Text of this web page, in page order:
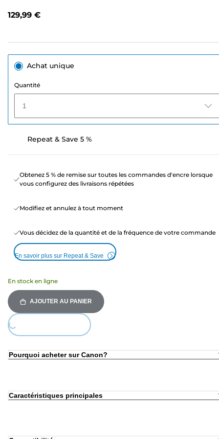
129,99 €
Achat unique
Quantité
1
Repeat & Save 5 %
Obtenez 5 % de remise sur toutes les commandes d'encre lorsque
vous configurez des livraisons répétées
Modifiez et annulez à tout moment
Vous décidez de la quantité et de la fréquence de votre commande
En savoir plus sur Repeat & Save
En stock en ligne
AJOUTER AU PANIER
Loading...
Pourquoi acheter sur Canon?
Caractéristiques principales